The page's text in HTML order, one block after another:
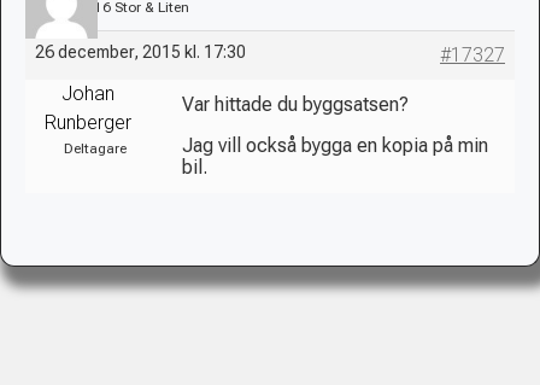
Alfa GTV 916 Stor & Liten
26 december, 2015 kl. 17:30
#17327
Johan
Runberger
Deltagare
Var hittade du byggsatsen?
Jag vill också bygga en kopia på min
bil.